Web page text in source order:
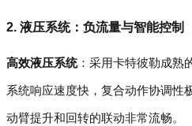
2. 液压系统：负流量与智能控制
高效液压系统：采用卡特彼勒成熟
系统响应速度快，复合动作协调性
动臂提升和回转的联动非常流畅。